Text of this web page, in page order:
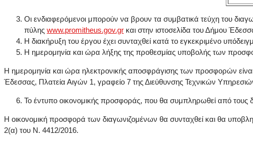
Οι ενδιαφερόμενοι μπορούν να βρουν τα συμβατικά τεύχη του
πύλης www.promitheus.gov.gr και στην ιστοσελίδα του Δήμου
H διακήρυξη του έργου έχει συνταχθεί κατά το εγκεκριμένο
Η ημερομηνία και ώρα λήξης της προθεσμίας υποβολής των
Η ημερομηνία και ώρα ηλεκτρονικής αποσφράγισης των προσφορών
Έδεσσας, Πλατεία Αιγών 1, γραφείο 7 της Διεύθυνσης Τεχνικών
Το έντυπο οικονομικής προσφοράς, που θα συμπληρωθεί από τους
Η οικονομική προσφορά των διαγωνιζομένων θα συνταχθεί και θα
2(α) του Ν. 4412/2016.